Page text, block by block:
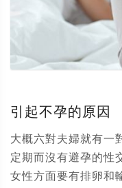
引起不孕的原因
大概六對夫婦就有一
定期而沒有避孕的性
女性方面要有排卵和